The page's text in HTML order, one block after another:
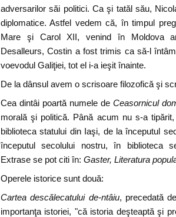
adversarilor săi politici. Ca şi tatăl său,
diplomatice. Astfel vedem că, în timpul
Mare şi Carol XII, venind în Moldova
Desalleurs, Costin a fost trimis ca să-l
voevodul Galiţiei, tot el i-a ieşit înainte.
De la dânsul avem o scrisoare filozofică şi
Cea dintâi poartă numele de Ceasornicul
morală şi politică. Până acum nu s-a
biblioteca statului din Iaşi, de la începutul
începutul secolului nostru, în biblioteca
Extrase se pot citi în: Gaster, Literatura
Operele istorice sunt două:
Cartea descălecatului de-ntâiu, precedată
importanţa istoriei, "că istoria deşteaptă şi